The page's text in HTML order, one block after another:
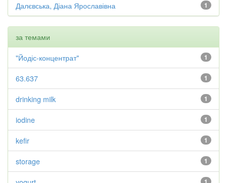
1
Далєвська, Діана Ярославівна
за темами
1
"Йодіс-концентрат"
1
63.637
1
drinking milk
1
iodine
1
kefir
1
storage